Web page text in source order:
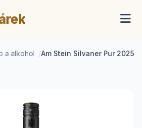
a alkohol Am Stein Silvaner Pur 2025